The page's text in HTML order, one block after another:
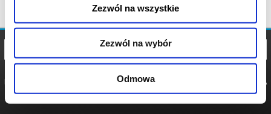
Zezwól na wszystkie
Zezwól na wybór
Odmowa
POLITYKA
POLITYKA